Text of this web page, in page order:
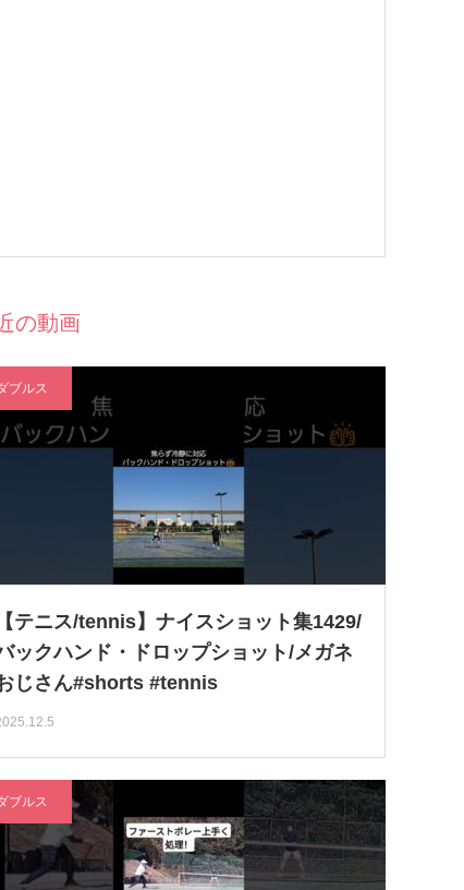
の動画
ブルス
【テニス/tennis】ナイスショット集1429/
ックハンド・ドロップショット/メガネ
じさん#shorts #tennis
ブルス